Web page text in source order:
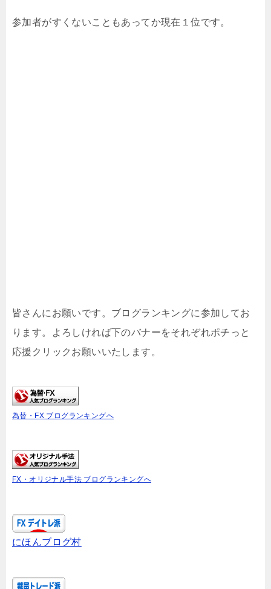
参加者がすくないこともあってか現在１位です。
皆さんにお願いです。ブログランキングに参加してお
ります。よろしければ下のバナーをそれぞれポチっと
応援クリックお願いいたします。
為替・FX ブログランキングへ
FX・オリジナル手法 ブログランキングへ
にほんブログ村